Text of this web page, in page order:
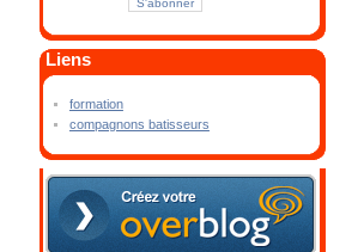
Liens
formation
compagnons batisseurs